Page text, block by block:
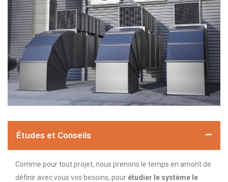
Études et Conseils
Comme pour tout projet, nous prenons le temps en amont de
définir avec vous vos besoins, pour étudier le système le